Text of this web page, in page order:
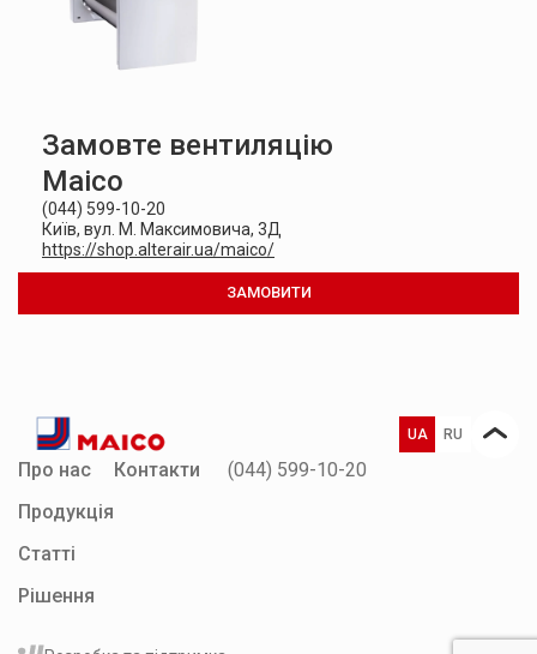
Замовте вентиляцію
Maico
(044) 599-10-20
Київ, вул. М. Максимовича, 3Д
https://shop.alterair.ua/maico/
ЗАМОВИТИ
Про нас
Продукція
Статті
Рішення
Контакти (044) 599-10-20
UA RU